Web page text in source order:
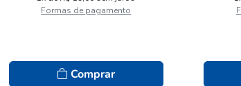
Formas de pagamento
Comprar